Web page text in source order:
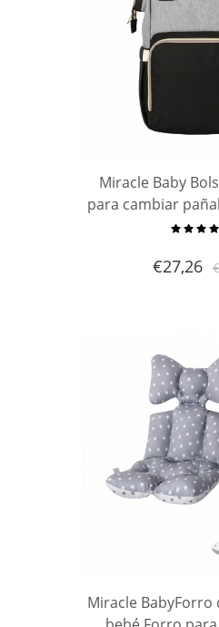
Miracle Baby
para cambiar
USB, bolsillos
mochila
€27,26 €
Miracle BabyForro